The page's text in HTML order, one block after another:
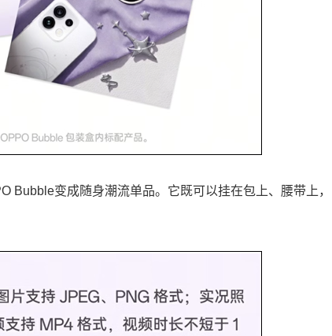
Bubble变成随身潮流单品。它既可以挂在包上、腰带上，